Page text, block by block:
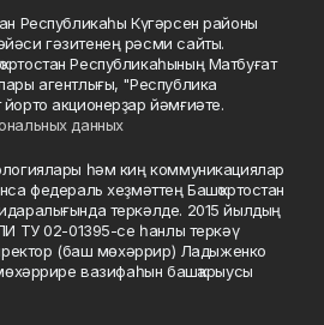
Республикаһы Күгәрсен районы
гәзитенең рәсми сайты.
Республикаһының Матбуғат
агентлығы, "Республика
акционерҙар йәмғиәте.
данных
һәм киң коммуникациялар
федераль хеҙмәттең Башҡортостан
теркәлде. 2015 йылдың
ТУ 02-01395-се һанлы теркәү
(баш мөхәррир) Ладыженко
вазифаһын башҡарыусы